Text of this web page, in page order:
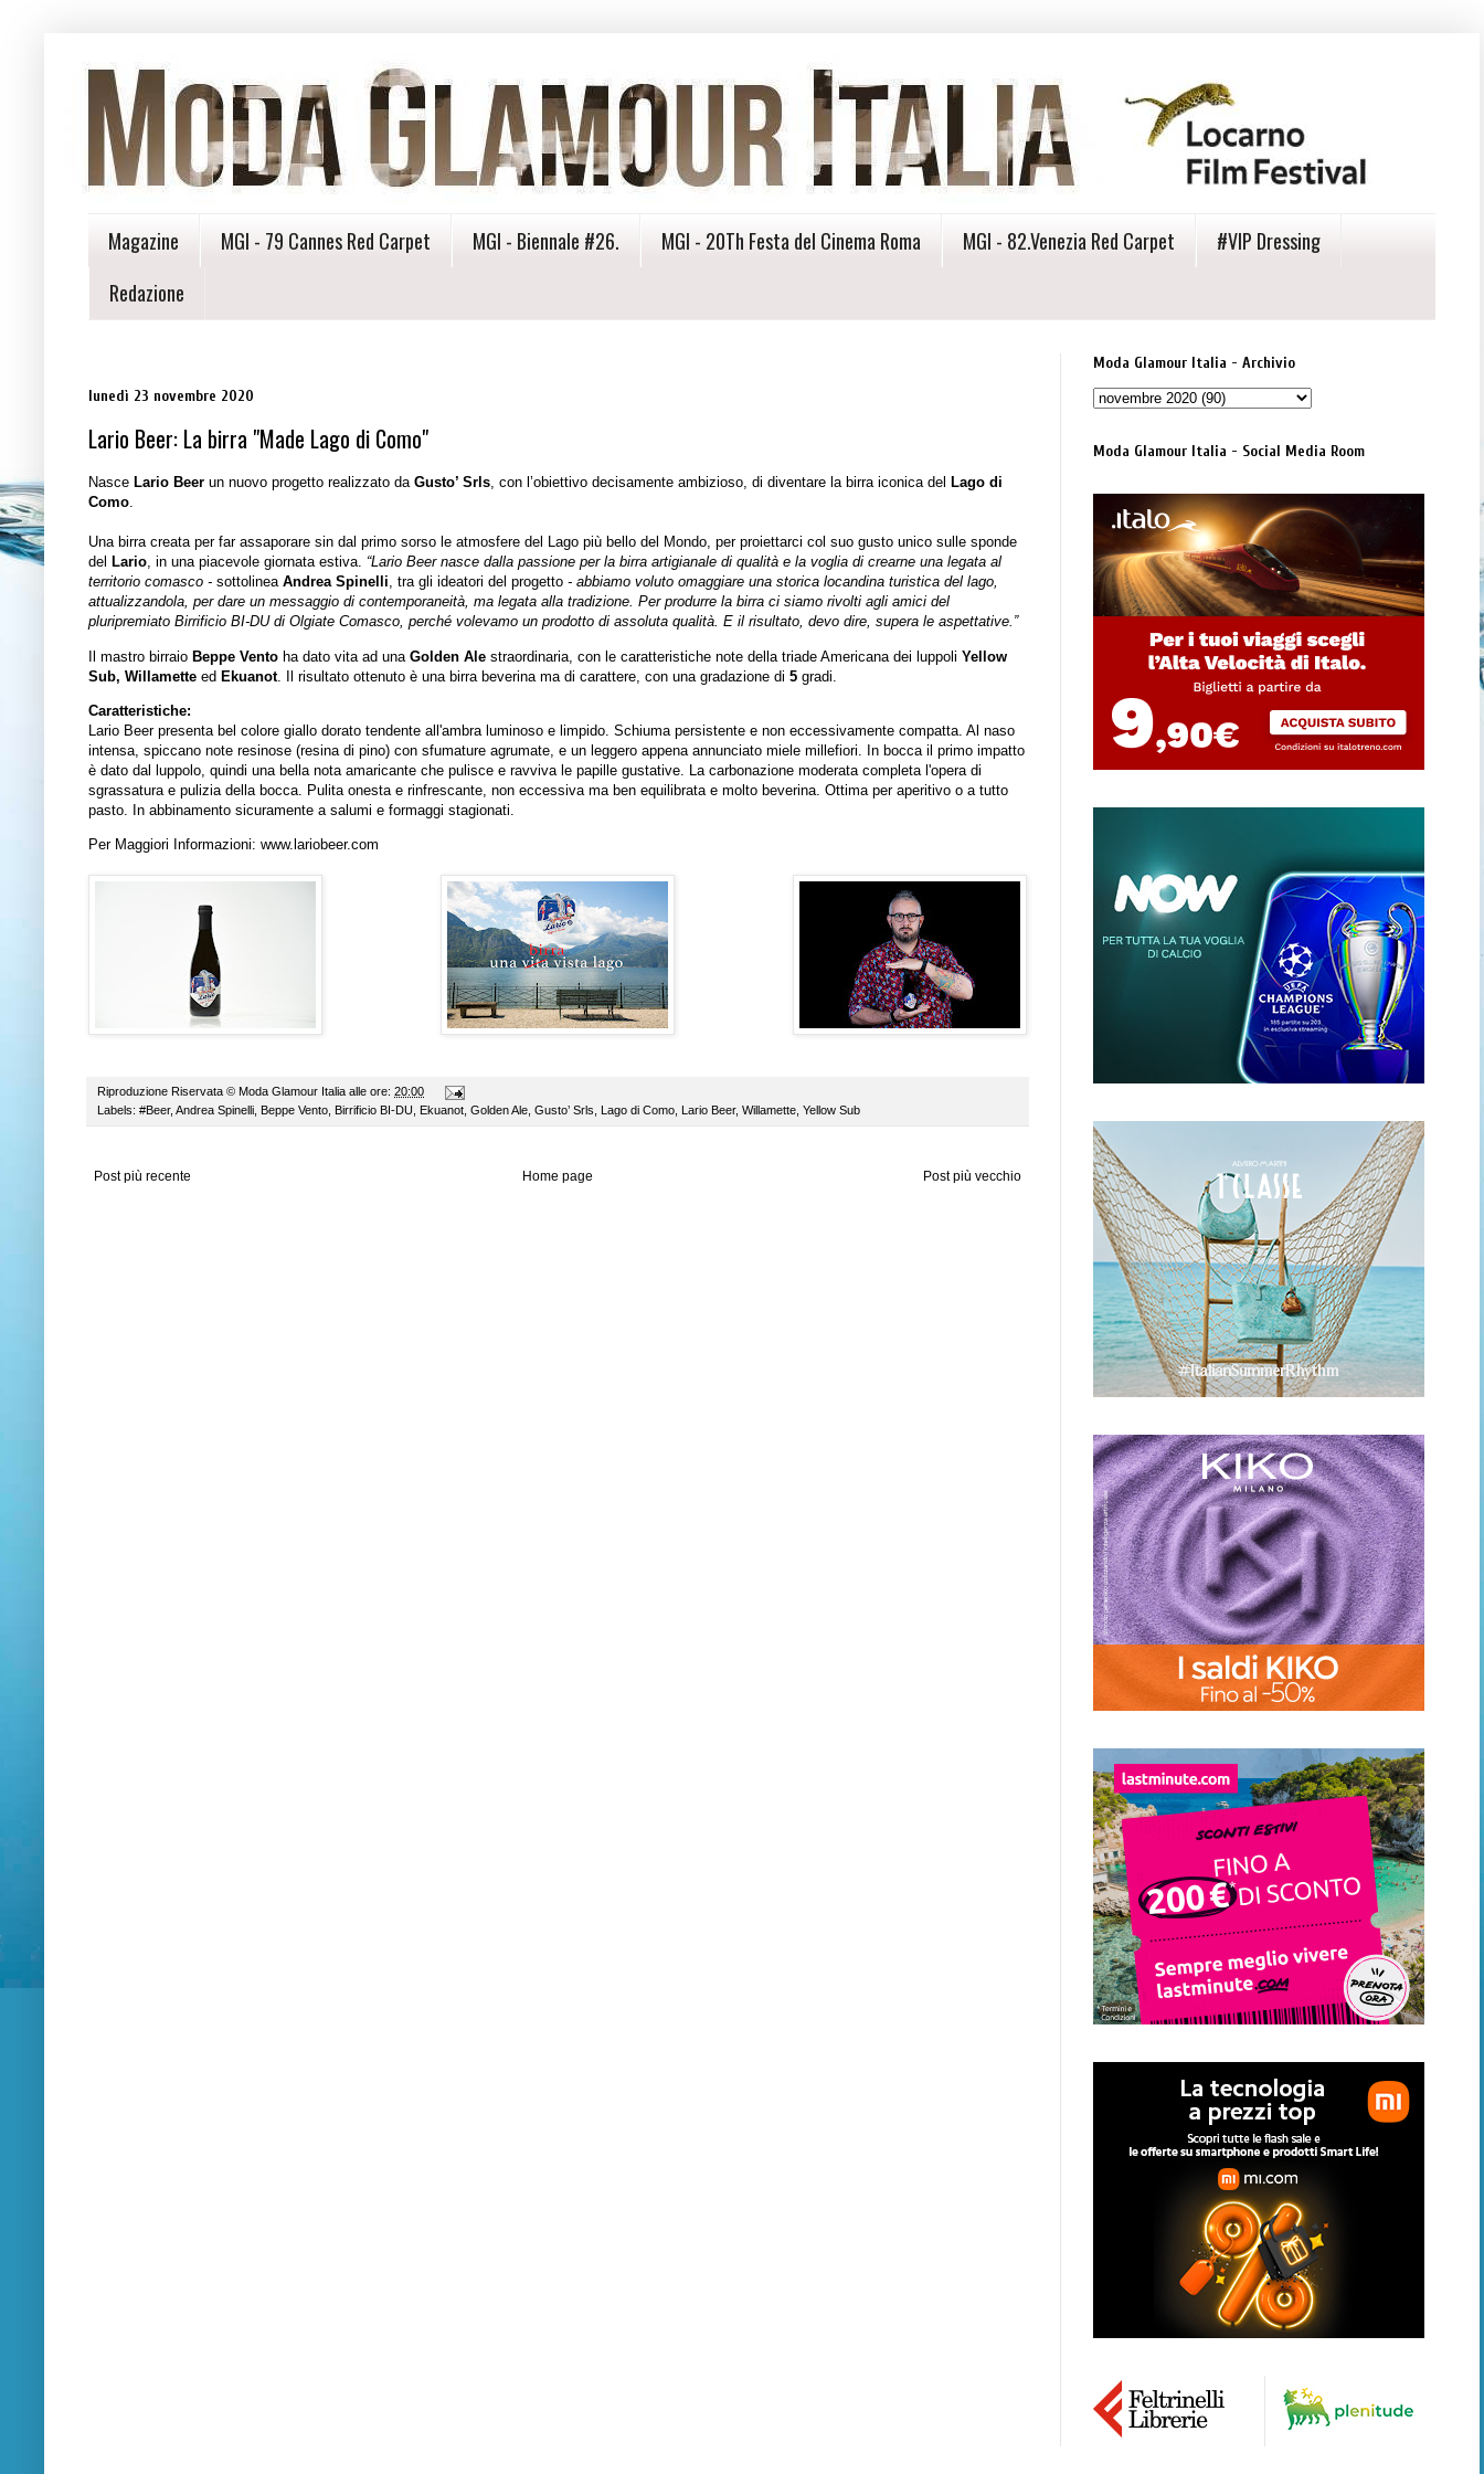
Magazine MGI - 79 Cannes Red Carpet MGI - Biennale #26. MGI - 20Th Festa del Cinema Roma MGI - 82.Venezia Red Carpet
#VIP Dressing
Redazione
lunedì 23 novembre 2020
Lario Beer: La birra "Made Lago di Como"
Nasce Lario Beer un nuovo progetto realizzato da Gusto’ Srls, con l’obiettivo decisamente ambizioso, di diventare la birra iconica del Lago di
Como.
Una birra creata per far assaporare sin dal primo sorso le atmosfere del Lago più bello del Mondo, per proiettarci col suo gusto unico sulle sponde
del Lario, in una piacevole giornata estiva. “Lario Beer nasce dalla passione per la birra artigianale di qualità e la voglia di crearne una legata al
territorio comasco - sottolinea Andrea Spinelli, tra gli ideatori del progetto - abbiamo voluto omaggiare una storica locandina turistica del lago,
attualizzandola, per dare un messaggio di contemporaneità, ma legata alla tradizione. Per produrre la birra ci siamo rivolti agli amici del
pluripremiato Birrificio BI-DU di Olgiate Comasco, perché volevamo un prodotto di assoluta qualità. E il risultato, devo dire, supera le aspettative.”
Il mastro birraio Beppe Vento ha dato vita ad una Golden Ale straordinaria, con le caratteristiche note della triade Americana dei luppoli Yellow
Sub, Willamette ed Ekuanot. Il risultato ottenuto è una birra beverina ma di carattere, con una gradazione di 5 gradi.
Caratteristiche:
Lario Beer presenta bel colore giallo dorato tendente all'ambra luminoso e limpido. Schiuma persistente e non eccessivamente compatta. Al naso
intensa, spiccano note resinose (resina di pino) con sfumature agrumate, e un leggero appena annunciato miele millefiori. In bocca il primo impatto
è dato dal luppolo, quindi una bella nota amaricante che pulisce e ravviva le papille gustative. La carbonazione moderata completa l'opera di
sgrassatura e pulizia della bocca. Pulita onesta e rinfrescante, non eccessiva ma ben equilibrata e molto beverina. Ottima per aperitivo o a tutto
pasto. In abbinamento sicuramente a salumi e formaggi stagionati.
Per Maggiori Informazioni: www.lariobeer.com
Riproduzione Riservata © Moda Glamour Italia alle ore: 20:00
Labels: #Beer, Andrea Spinelli Beppe Vento Birrificio BI-DU Ekuanot Golden Ale Gusto’ Srls Lago di Como Lario Beer, Willamette Yellow Sub
Post più recente Post più vecchio
Home page
Moda Glamour Italia - Archivio
Moda Glamour Italia - Social Media Room